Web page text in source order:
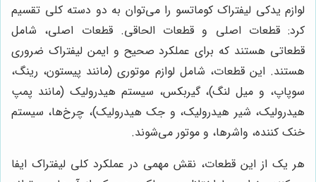
لوازم یدکی لیفتراک کوماتسو را می‌توان به دو دسته کلی تقسیم
کرد: قطعات اصلی و قطعات الحاقی. قطعات اصلی، شامل
قطعاتی هستند که برای عملکرد صحیح و ایمن لیفتراک ضروری
هستند. این قطعات، شامل لوازم موتوری (مانند پیستون، رینگ،
سوپاپ، و میل لنگ)، گیربکس، سیستم هیدرولیک (مانند پمپ
هیدرولیک، شیر هیدرولیک، و جک هیدرولیک)، چرخ‌ها، سیستم
خنک کننده، واشرها، و موتور می‌شوند.
هر یک از این قطعات، نقش مهمی در عملکرد کلی لیفتراک ایفا